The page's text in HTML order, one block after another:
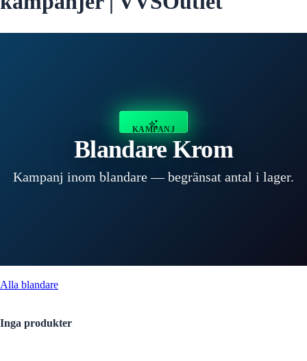
KAMPANJ
Blandare Krom
Kampanj inom blandare — begränsat antal i lager.
Alla blandare
Inga produkter